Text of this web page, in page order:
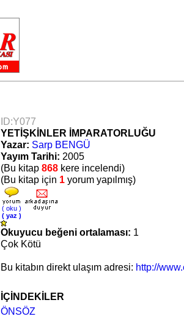
ID:Y077
YETİŞKİNLER İMPARATORLUĞU
Yazar: Sarp BENGÜ
Yayım Tarihi: 2005
(Bu kitap 868 kere incelendi)
(Bu kitap için 1 yorum yapılmış)
( oku )
( yaz )
Okuyucu beğeni ortalaması: 1
Çok Kötü
Bu kitabın direkt ulaşım adresi: http://
İÇİNDEKİLER
ÖNSÖZ